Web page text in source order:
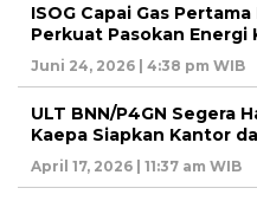
ISOG Capai Gas
Perkuat Pasokan Energi
Juni 24, 2026 | 4:38 pm WIB
ULT BNN/P4GN Segera
Kaepa Siapkan Kantor
April 17, 2026 | 11:37 am WIB